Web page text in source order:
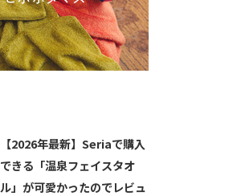
【2026年最新】Seriaで購入
できる「温泉フェイスタオ
ル」が可愛かったのでレビュ